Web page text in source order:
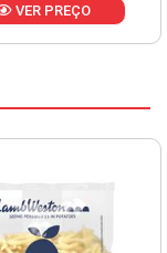
VER PREÇO